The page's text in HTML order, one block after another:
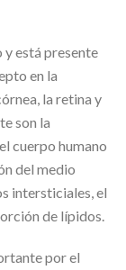
y está presente
en la
la retina y
son la
cuerpo humano
del medio
intersticiales, el
de lípidos.
por el